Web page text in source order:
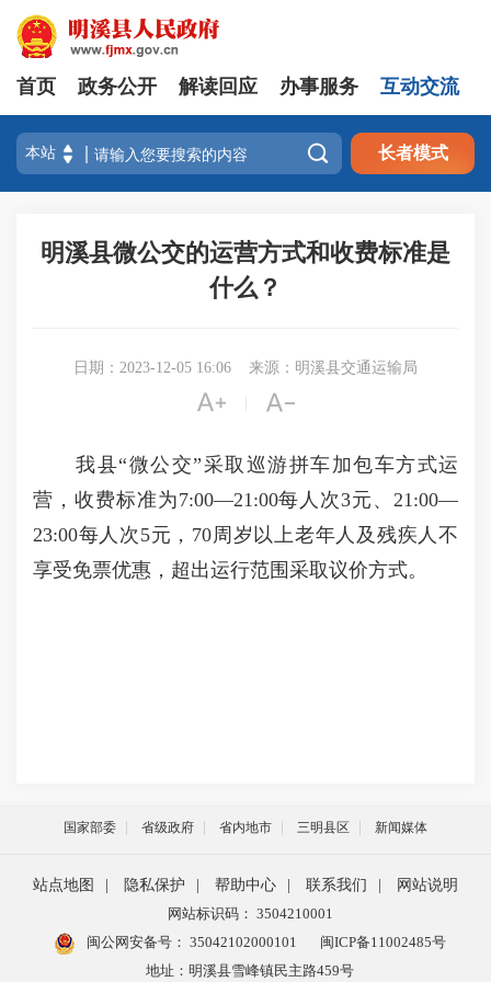
首页 政务公开 解读回应 办事服务 互动交流
 长者模式
明溪县微公交的运营方式和收费标准是
什么？
日期：2023-12-05 16:06 来源：明溪县交通运输局
 
我县“微公交”采取巡游拼车加包车方式运
营，收费标准为7:00—21:00每人次3元、21:00—
23:00每人次5元，70周岁以上老年人及残疾人不
享受免票优惠，超出运行范围采取议价方式。
国家部委 省级政府 省内地市 三明县区 新闻媒体
站点地图 隐私保护 帮助中心 联系我们
网站说明
网站标识码： 3504210001
闽公网安备号： 35042102000101
闽ICP备11002485号
地址：明溪县雪峰镇民主路459号